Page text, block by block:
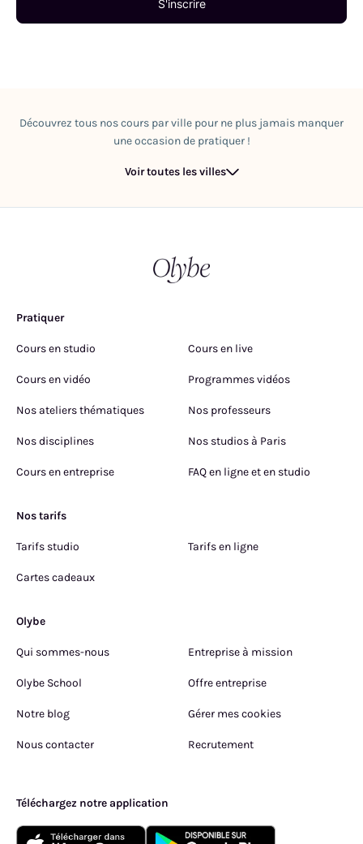
S'inscrire
Découvrez tous nos cours par ville pour ne plus jamais manquer
une occasion de pratiquer !
Voir toutes les villes
Pratiquer
Cours en studio Cours en live
Cours en vidéo Programmes vidéos
Nos ateliers thématiques Nos professeurs
Nos disciplines Nos studios à Paris
Cours en entreprise FAQ en ligne et en studio
Nos tarifs
Tarifs studio Tarifs en ligne
Cartes cadeaux
Olybe
Qui sommes-nous Entreprise à mission
Olybe School Offre entreprise
Notre blog Gérer mes cookies
Nous contacter Recrutement
Téléchargez notre application